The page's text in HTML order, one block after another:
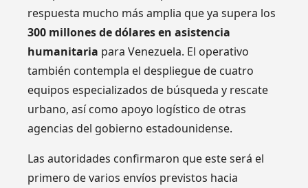
respuesta mucho más amplia que ya supera los
300 millones de dólares en asistencia
humanitaria para Venezuela. El operativo
también contempla el despliegue de cuatro
equipos especializados de búsqueda y rescate
urbano, así como apoyo logístico de otras
agencias del gobierno estadounidense.
Las autoridades confirmaron que este será el
primero de varios envíos previstos hacia